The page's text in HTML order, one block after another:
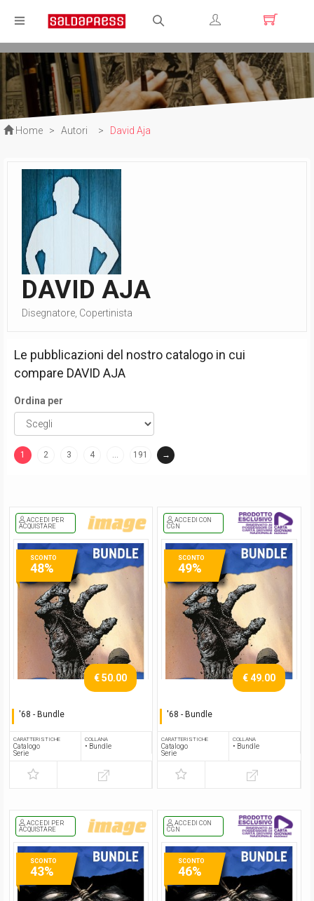
Registrati
Login
Home > Autori > David Aja
DAVID AJA
Disegnatore, Copertinista
Le pubblicazioni del nostro catalogo in cui
compare DAVID AJA
Ordina per
1
2 3 4 … 191 →
ACCEDI PER
ACQUISTARE
'68 - Bundle
€ 50.00
CARATTERISTICHE
Catalogo
Serie
COLLANA
• Bundle
SCONTO
48%
ACCEDI CON
CGN
'68 - Bundle
€ 49.00
CARATTERISTICHE
Catalogo
Serie
COLLANA
• Bundle
SCONTO
49%
ACCEDI PER
ACQUISTARE
SCONTO
43%
ACCEDI CON
CGN
SCONTO
46%